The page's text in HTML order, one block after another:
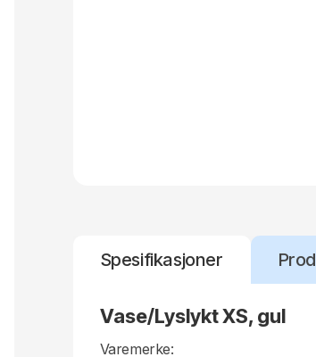
Spesifikasjoner
Vase/Lyslykt XS, gul
Varemerke: